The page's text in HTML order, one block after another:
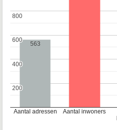
Aantal adressen Aantal inwoners
200
200
400
400
600
600
800
800
563